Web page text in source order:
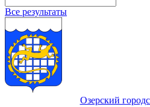
Все результаты
Озерский